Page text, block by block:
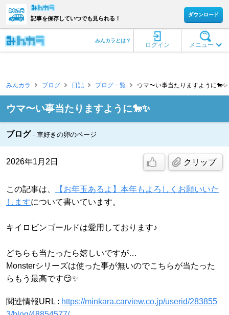
記事を保存していつでも見られる！
ダウンロード
メニュー
ログイン
みんカラとは？
みんカラ ブログ 日記 ブログ一覧 ウマ〜い事当たりますように
ウマ〜い事当たりますように🐎✨
ブログ 車好きの卵のページ
2026年1月2日 クリップ
この記事は、
【お年玉あるよ】本年もよろしくお願いいた
しますについて書いています。
キイロビンゴールドは愛用しております♪
どちらも当たったら嬉しいですが…
Monsterシリーズは使った事が無いのでこちらが当たった
らもう最高です😏✨
関連情報URL : https://minkara.carview.co.jp/userid/283855